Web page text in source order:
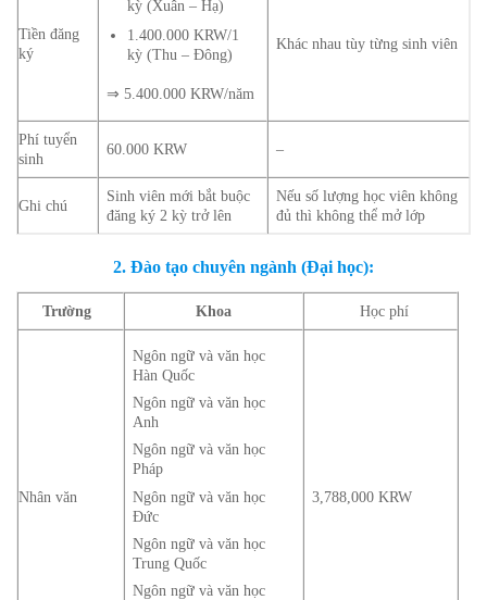
Tiền đăng
ký
kỳ (Xuân – Hạ)
1.400.000 KRW/1
kỳ (Thu – Đông)
⇒ 5.400.000 KRW/năm
Khác nhau tùy từng sinh viên
Phí tuyển
sinh
60.000 KRW –
Ghi chú
Sinh viên mới bắt buộc
đăng ký 2 kỳ trở lên
Nếu số lượng học viên không
đủ thì không thể mở lớp
2. Đào tạo chuyên ngành (Đại học):
Trường Khoa Học phí
Nhân văn
Ngôn ngữ và văn học
Hàn Quốc
Ngôn ngữ và văn học
Anh
Ngôn ngữ và văn học
Pháp
Ngôn ngữ và văn học
Đức
Ngôn ngữ và văn học
Trung Quốc
Ngôn ngữ và văn học
3,788,000 KRW